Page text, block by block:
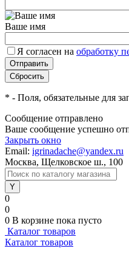
Ваше имя
Я согласен на обработку
* - Поля, обязательные для
Сообщение отправлено
Ваше сообщение успешно
Закрыть окно
Email: igrinadache@yandex.ru
Москва, Щелковское ш., 100
0
0
0 В корзине пока пусто
Каталог товаров
Каталог товаров